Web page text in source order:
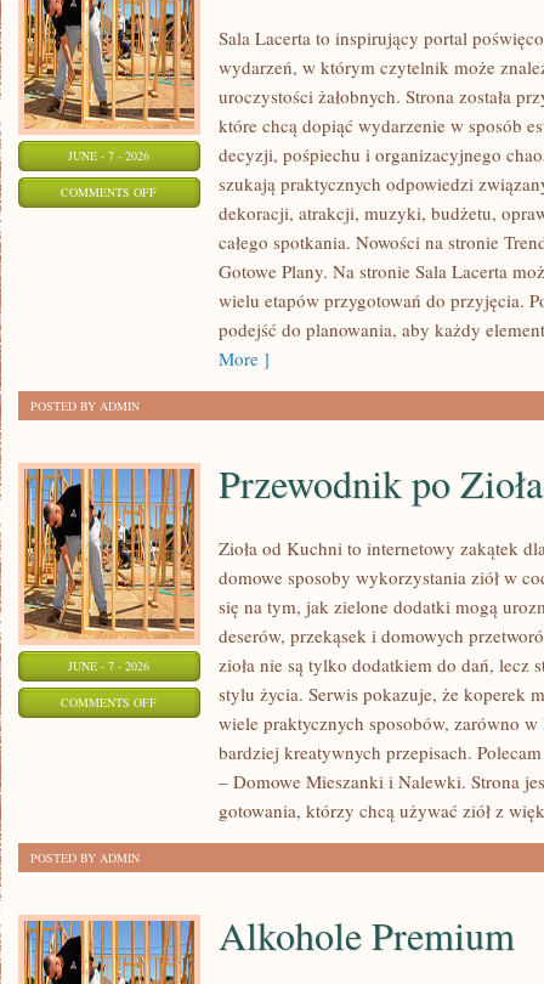
JUNE - 7 - 2026
COMMENTS OFFON
OKOLICZNOŚCIOWE
Sala Lacerta to inspirujący portal
wydarzeń, w którym czytelnik może
uroczystości żałobnych. Strona została
które chcą dopiąć wydarzenie w sposób
decyzji, pośpiechu i organizacyjnego
szukają praktycznych odpowiedzi
dekoracji, atrakcji, muzyki, budżetu,
całego spotkania. Nowości na stronie
Gotowe Plany. Na stronie Sala Lacerta
wielu etapów przygotowań do przyjęcia.
podejść do planowania, aby każdy
More ]
POSTED BY ADMIN
JUNE - 7 - 2026
COMMENTS OFFON
PRZEWODNIK
Przewodnik po
Zioła od Kuchni to internetowy zakątek
domowe sposoby wykorzystania ziół w
się na tym, jak zielone dodatki mogą
deserów, przekąsek i domowych
zioła nie są tylko dodatkiem do dań, lecz
stylu życia. Serwis pokazuje, że koperek
wiele praktycznych sposobów, zarówno
bardziej kreatywnych przepisach.
– Domowe Mieszanki i Nalewki. Strona
gotowania, którzy chcą używać ziół z
POSTED BY ADMIN
Alkohole Premium